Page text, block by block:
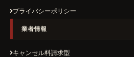
プライバシーポリシー
業者情報
キャンセル料請求型